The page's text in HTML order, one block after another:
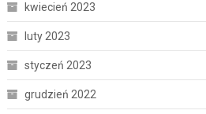
kwiecień 2023
luty 2023
styczeń 2023
grudzień 2022